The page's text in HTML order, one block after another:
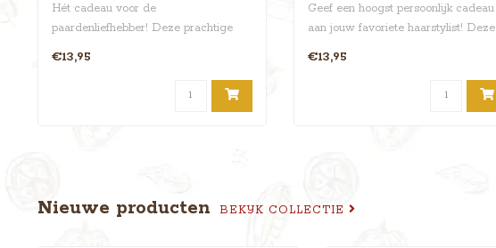
Hét cadeau voor de
paardenliefhebber! Deze prachtige
€13,95
Geef een hoogst persoonlijk cadeau
aan jouw favoriete haarstylist! Deze
€13,95
Nieuwe producten BEKIJK COLLECTIE